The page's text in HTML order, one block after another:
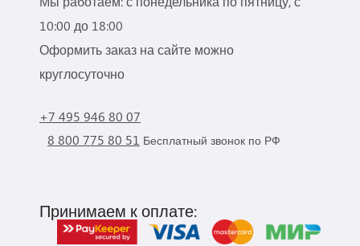
10:00 до 18:00
Оформить заказ на сайте можно
круглосуточно
+7 495 946 80 07
8 800 775 80 51 Бесплатный звонок по РФ
Принимаем к оплате: